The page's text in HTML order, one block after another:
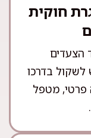
חוקית
הצעדים
לשקול בדרכו
פרטי, מטפל